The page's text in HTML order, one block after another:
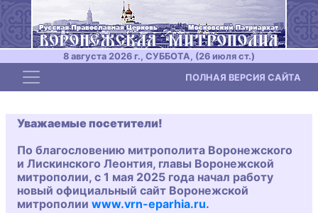
8 августа 2026 г., СУББОТА, (26 июля ст.)
Toggle navigation ПОЛНАЯ ВЕРСИЯ САЙТА
Уважаемые посетители!
По благословению митрополита Воронежского
и Лискинского Леонтия, главы Воронежской
митрополии, с 1 мая 2025 года начал работу
новый официальный сайт Воронежской
митрополии www.vrn-eparhia.ru.